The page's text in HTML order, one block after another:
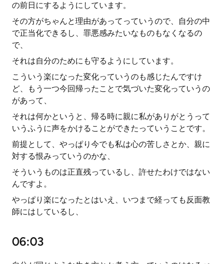
の前日にするようにしています。
その方がちゃんと理由があってっていうので、自分の中
で正当化できるし、罪悪感みたいなものもなくなるの
で、
それは自分のためにも守るようにしています。
こういう楽になった変化っていうのも感じたんですけ
ど、もう一つ今回帰ったことで気づいた変化っていうの
があって、
それは何かというと、帰る時に親に私がありがとうって
いうふうに声をかけることができたっていうことです。
前提として、やっぱり今でも私は心の苦しさとか、親に
対する恨みっていうのかな、
そういうものは正直残っているし、許せたわけではない
んですよ。
やっぱり楽になったとはいえ、いつまで経っても反面教
師にはしているし、
06:03